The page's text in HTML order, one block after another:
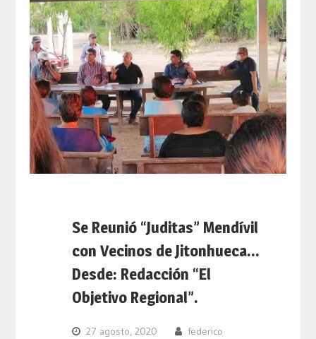
Se Reunió “Juditas” Mendívil
con Vecinos de Jitonhueca…
Desde: Redacción “El
Objetivo Regional”.
27 agosto, 2020
federico